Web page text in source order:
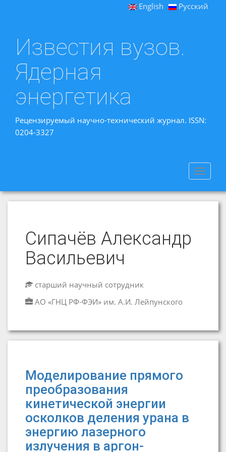
English Русский
Известия вузов.
Ядерная
энергетика
Рецензируемый научно-технический журнал. ISSN:
0204-3327
Toggle
Сипачёв Александр
Васильевич
старший научный сотрудник
АО «ГНЦ РФ-ФЭИ» им. А.И. Лейпунского
Моделирование прямого
преобразования
кинетической энергии
осколков деления урана в
энергию лазерного
излучения в аргон-